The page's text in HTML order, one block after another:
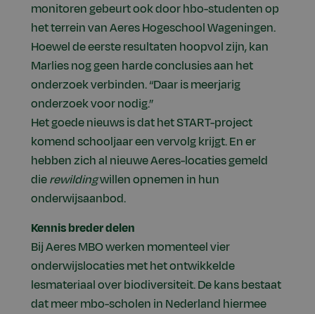
monitoren gebeurt ook door hbo-studenten op
het terrein van Aeres Hogeschool Wageningen.
Hoewel de eerste resultaten hoopvol zijn, kan
Marlies nog geen harde conclusies aan het
onderzoek verbinden. “Daar is meerjarig
onderzoek voor nodig.”
Het goede nieuws is dat het START-project
komend schooljaar een vervolg krijgt. En er
hebben zich al nieuwe Aeres-locaties gemeld
dierewildingwillen opnemen in hun
onderwijsaanbod.
Kennis breder delen
Bij Aeres MBO werken momenteel vier
onderwijslocaties met het ontwikkelde
lesmateriaal over biodiversiteit. De kans bestaat
dat meer mbo-scholen in Nederland hiermee